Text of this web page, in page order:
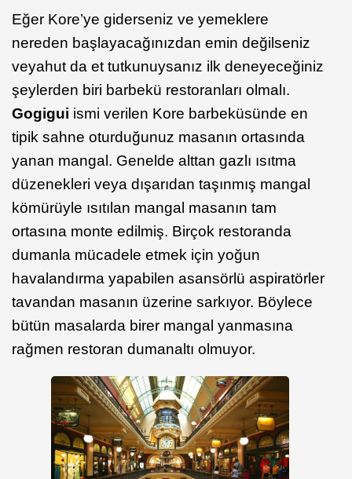
Eğer Kore’ye giderseniz ve yemeklere
nereden başlayacağınızdan emin değilseniz
veyahut da et tutkunuysanız ilk deneyeceğiniz
şeylerden biri barbekü restoranları olmalı.
Gogigui ismi verilen Kore barbeküsünde en
tipik sahne oturduğunuz masanın ortasında
yanan mangal. Genelde alttan gazlı ısıtma
düzenekleri veya dışarıdan taşınmış mangal
kömürüyle ısıtılan mangal masanın tam
ortasına monte edilmiş. Birçok restoranda
dumanla mücadele etmek için yoğun
havalandırma yapabilen asansörlü aspiratörler
tavandan masanın üzerine sarkıyor. Böylece
bütün masalarda birer mangal yanmasına
rağmen restoran dumanaltı olmuyor.